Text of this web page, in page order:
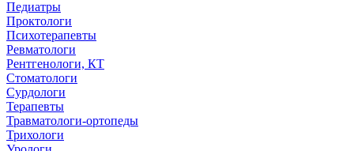
Педиатры
Проктологи
Психотерапевты
Ревматологи
Рентгенологи, КТ
Стоматологи
Сурдологи
Терапевты
Травматологи-ортопеды
Трихологи